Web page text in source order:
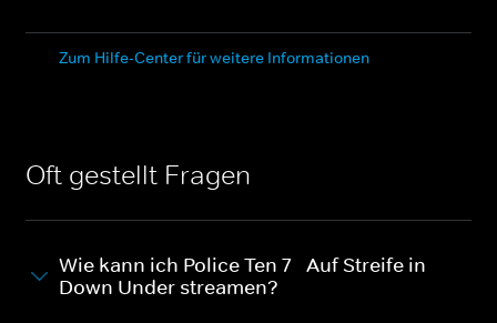
Zum Hilfe-Center für weitere Informationen
Oft gestellt Fragen
Wie kann ich Police Ten 7 - Auf Streife in
Down Under streamen?